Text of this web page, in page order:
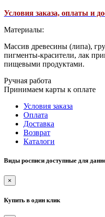
Условия заказа, оплаты и
Материалы:
Массив древесины (липа),
пигменты-красители, лак
пищевыми продуктами.
Ручная работа
Принимаем карты к оплате
Условия заказа
Оплата
Доставка
Возврат
Каталоги
Виды росписи доступные для
×
Купить в один клик